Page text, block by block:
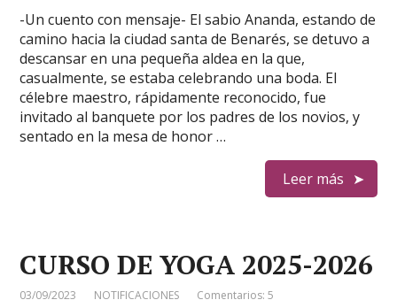
-Un cuento con mensaje- El sabio Ananda, estando de
camino hacia la ciudad santa de Benarés, se detuvo a
descansar en una pequeña aldea en la que,
casualmente, se estaba celebrando una boda. El
célebre maestro, rápidamente reconocido, fue
invitado al banquete por los padres de los novios, y
sentado en la mesa de honor …
Leer más
CURSO DE YOGA 2025-2026
03/09/2023 NOTIFICACIONES Comentarios: 5